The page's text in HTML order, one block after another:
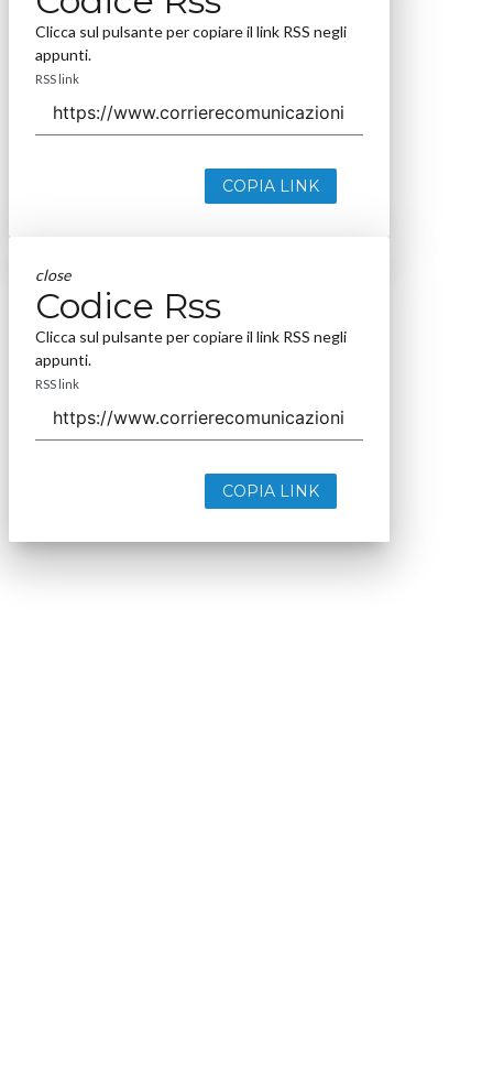
Clicca sul pulsante per copiare il link RSS negli
appunti.
RSS link
COPIA LINK
close
Codice Rss
Clicca sul pulsante per copiare il link RSS negli
appunti.
RSS link
COPIA LINK